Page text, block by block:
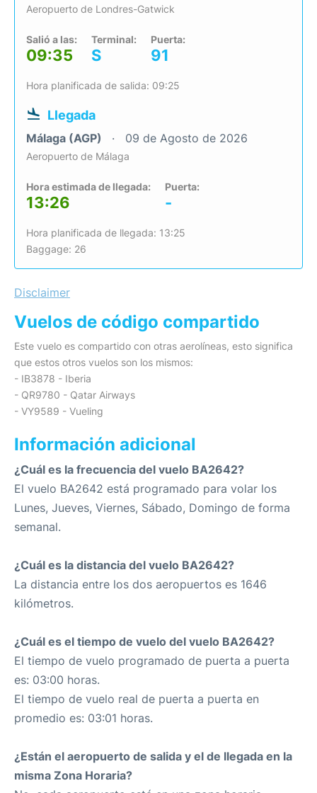
Aeropuerto de Londres-Gatwick
Salió a las:
09:35
Terminal:
S
Puerta:
91
Hora planificada de salida: 09:25
Llegada
Málaga (AGP) 09 de Agosto de 2026
Aeropuerto de Málaga
Hora estimada de llegada:
13:26
Puerta:
-
Hora planificada de llegada: 13:25
Baggage: 26
Disclaimer
Vuelos de código compartido
Este vuelo es compartido con otras aerolíneas, esto significa
que estos otros vuelos son los mismos:
- IB3878 - Iberia
- QR9780 - Qatar Airways
- VY9589 - Vueling
Información adicional
¿Cuál es la frecuencia del vuelo BA2642?
El vuelo BA2642 está programado para volar los
Lunes, Jueves, Viernes, Sábado, Domingo de forma
semanal.
¿Cuál es la distancia del vuelo BA2642?
La distancia entre los dos aeropuertos es 1646
kilómetros.
¿Cuál es el tiempo de vuelo del vuelo BA2642?
El tiempo de vuelo programado de puerta a puerta
es: 03:00 horas.
El tiempo de vuelo real de puerta a puerta en
promedio es: 03:01 horas.
¿Están el aeropuerto de salida y el de llegada en la
misma Zona Horaria?